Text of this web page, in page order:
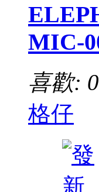
MIC-
喜歡:
格仔